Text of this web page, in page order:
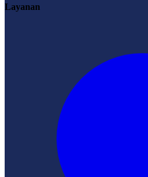
Layanan